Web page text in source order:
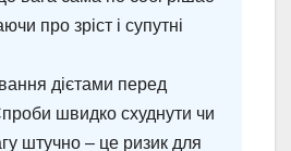
про зріст і супутні
дієтами перед
швидко схуднути чи
штучно – це ризик для